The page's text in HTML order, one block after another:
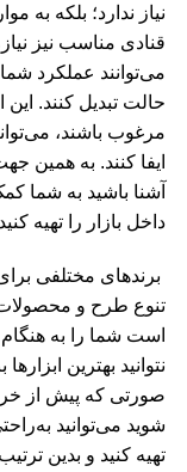
نیاز ندارد؛ بلکه به
قنادی مناسب نیز
می‌توانند عملکرد شما
حالت تبدیل کنند.
مرغوب باشند،
ایفا کنند. به همین
آشنا باشید به شما
داخل بازار را تهیه
برند‌های مختلفی
تنوع طرح و
است شما را به
نتوانید بهترین
صورتی که پیش از
شوید می‌توانید
تهیه کنید و بدین